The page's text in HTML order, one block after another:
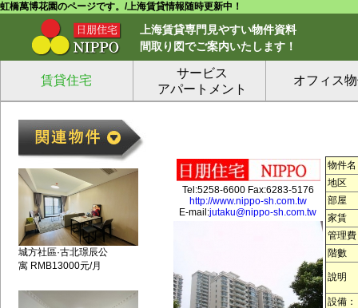
虹橋萬博花園のページです。/上海賃貸情報随時更新中！
上海賃貸専門見やすい物件資料
間取り図でご案内いたします！
賃貸住宅
サービス
アパートメント
オフィス
城方社區·古北璟辰公
寓 RMB13000元/月
Tel:5258-6600 Fax:6283-5176
http://www.nippo-sh.com.tw
E-mail:jutaku@nippo-sh.com.tw
物件名
地区
部屋
家賃
管理費
階數
說明
設備：